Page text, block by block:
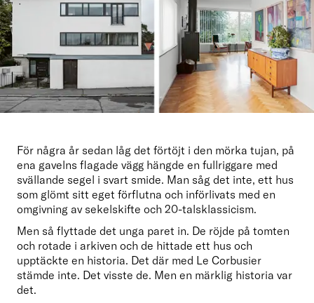
För några år sedan låg det förtöjt i den mörka tujan, på
ena gavelns flagade vägg hängde en fullriggare med
svällande segel i svart smide. Man såg det inte, ett hus
som glömt sitt eget förflutna och införlivats med en
omgivning av sekelskifte och 20-talsklassicism.
Men så flyttade det unga paret in. De röjde på tomten
och rotade i arkiven och de hittade ett hus och
upptäckte en historia. Det där med Le Corbusier
stämde inte. Det visste de. Men en märklig historia var
det.